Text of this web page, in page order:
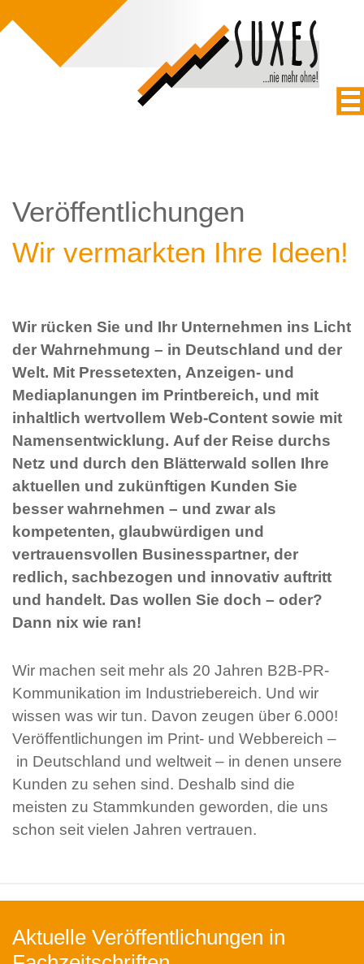
Veröffentlichungen
Wir vermarkten Ihre Ideen!
Wir rücken Sie und Ihr Unternehmen ins Licht
der Wahrnehmung – in Deutschland und der
Welt. Mit Pressetexten, Anzeigen- und
Mediaplanungen im Printbereich, und mit
inhaltlich wertvollem Web-Content sowie mit
Namensentwicklung. Auf der Reise durchs
Netz und durch den Blätterwald sollen Ihre
aktuellen und zukünftigen Kunden Sie
besser wahrnehmen – und zwar als
kompetenten, glaubwürdigen und
vertrauensvollen Businesspartner, der
redlich, sachbezogen und innovativ auftritt
und handelt. Das wollen Sie doch – oder?
Dann nix wie ran!
Wir machen seit mehr als 20 Jahren B2B-PR-
Kommunikation im Industriebereich. Und wir
wissen was wir tun. Davon zeugen über 6.000!
Veröffentlichungen im Print- und Webbereich –
in Deutschland und weltweit – in denen unsere
Kunden zu sehen sind. Deshalb sind die
meisten zu Stammkunden geworden, die uns
schon seit vielen Jahren vertrauen.
Aktuelle Veröffentlichungen in